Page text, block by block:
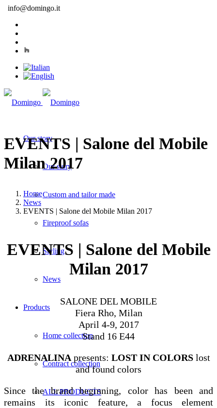
info@domingo.it
Our story
Our story
Custom and tailor made
Fireproof sofas
Styling
News
Products
Home collection
Contract collection
ALL PRODUCTS
EVENTS | Salone del Mobile
Milan 2017
Home
News
EVENTS | Salone del Mobile Milan 2017
EVENTS | Salone del Mobile
Milan 2017
SALONE DEL MOBILE
Fiera Rho, Milan
April 4-9, 2017
Stand 16 E44
ADRENALINApresents: LOST IN COLORSlost
and found colors
Since the brand beginning, color has been and
remains its iconic feature, a focus element